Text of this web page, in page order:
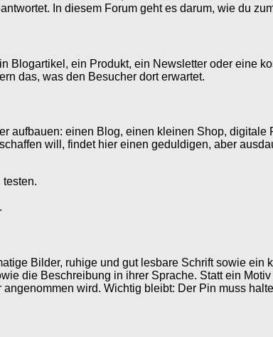
In diesem Forum geht es darum, wie du
Blogartikel, ein Produkt, ein Newsletter oder eine
das, was den Besucher dort erwartet.
aufbauen: einen Blog, einen kleinen Shop,
will, findet hier einen geduldigen, aber
Bilder, ruhige und gut lesbare Schrift sowie
die Beschreibung in ihrer Sprache. Statt ein
wird. Wichtig bleibt: Der Pin muss